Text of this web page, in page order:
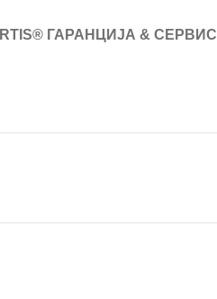
ГАРАНЦИЈА & СЕРВИС